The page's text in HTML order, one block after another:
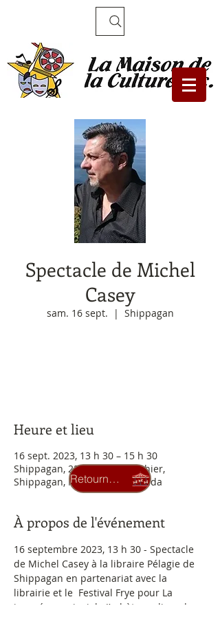
Spectacle de Michel
Casey
sam. 16 sept.
  |
Shippagan
Heure et lieu
16 sept. 2023, 13 h 30 – 15 h 30
Shippagan, 221 Bd J. D. Gauthier,
Shippagan, NB E8S 1N2, Canada
À propos de l'événement
16 septembre 2023, 13 h 30 - Spectacle
de Michel Casey à la libraire Pélagie de
Shippagan en partenariat avec la
librairie et le  Festival Frye pour La
journée provinciale J’achète un livre du
Retourner au carrousel